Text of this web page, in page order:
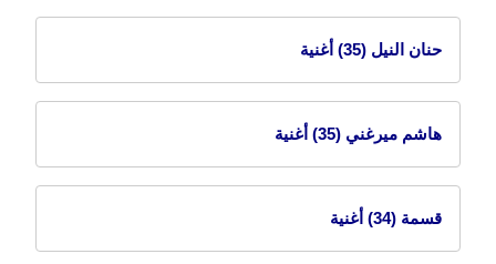
حنان النيل (35) أغنية
هاشم ميرغني (35) أغنية
قسمة (34) أغنية